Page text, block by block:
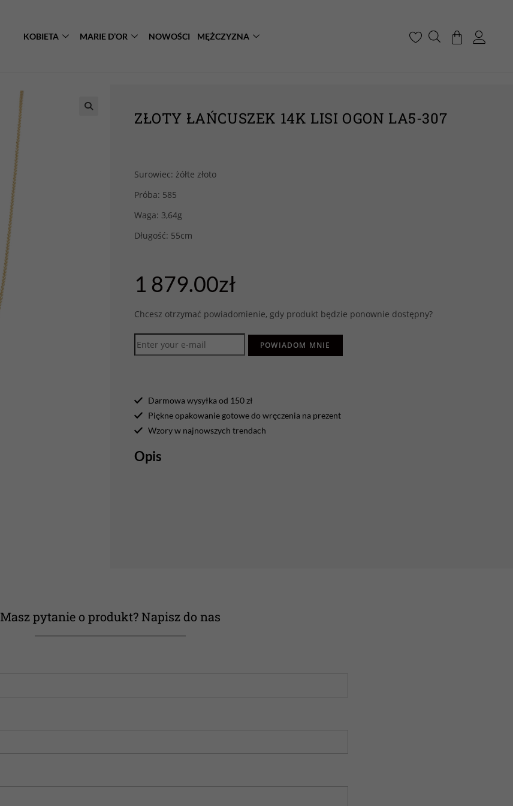
KOBIETA MARIE D’OR NOWOŚCI MĘŻCZYZNA
ZŁOTY ŁAŃCUSZEK 14K LISI OGON LA5-307
Surowiec: żółte złoto
Próba: 585
Waga: 3,64g
Długość: 55cm
1 879.00zł
Chcesz otrzymać powiadomienie, gdy produkt będzie ponownie dostępny?
POWIADOM MNIE
Darmowa wysyłka od 150 zł
Piękne opakowanie gotowe do wręczenia na prezent
Wzory w najnowszych trendach
Opis
Masz pytanie o produkt? Napisz do nas